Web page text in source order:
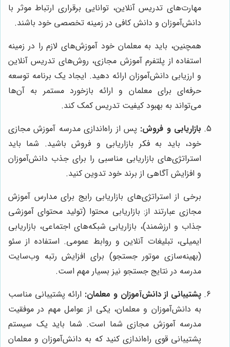
مهارت‌های تدریس آنلاین، توانایی برقراری ارتباط موثر با
دانش‌آموزان و دانش کافی در زمینه تخصصی خود باشند.
همچنین، باید به معلمان خود آموزش‌های لازم را در زمینه
استفاده از پلتفرم آموزش مجازی، روش‌های تدریس آنلاین
و ارزیابی دانش‌آموزان ارائه دهید. ایجاد یک برنامه توسعه
حرفه‌ای برای معلمان و ارائه بازخورد مستمر به آن‌ها
می‌تواند به بهبود کیفیت تدریس کمک کند.
بازاریابی و فروش: پس از راه‌اندازی مدرسه آموزش مجازی
خود، باید به فکر بازاریابی و فروش باشید. شما باید
استراتژی‌های بازاریابی مناسبی را برای جذب دانش‌آموزان
و افزایش آگاهی از برند خود تدوین کنید.
برخی از استراتژی‌های بازاریابی رایج برای مدارس آموزش
مجازی عبارتند از: بازاریابی محتوا (تولید محتوای آموزشی
جذاب و ارزشمند)، بازاریابی شبکه‌های اجتماعی، بازاریابی
ایمیلی، تبلیغات آنلاین و روابط عمومی. استفاده از سئو
(بهینه‌سازی موتور جستجو) برای افزایش رتبه وب‌سایت
مدرسه در نتایج جستجو نیز بسیار مهم است.
پشتیبانی از دانش‌آموزان و معلمان: ارائه پشتیبانی مناسب
به دانش‌آموزان و معلمان، یکی از عوامل مهم در موفقیت
مدرسه آموزش مجازی شما است. شما باید یک سیستم
پشتیبانی قوی راه‌اندازی کنید که به دانش‌آموزان و معلمان